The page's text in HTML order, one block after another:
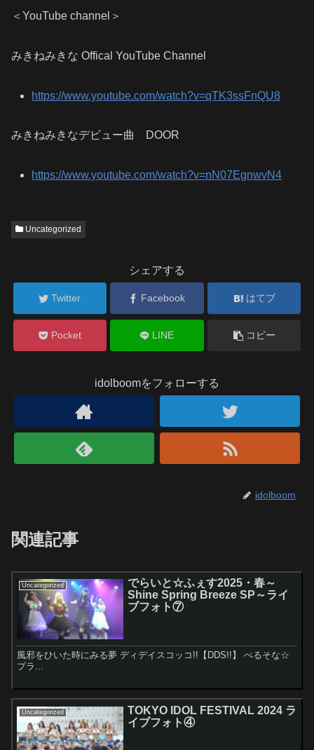
＜YouTube channel＞
みきねみきな Offical YouTube Channel
https://www.youtube.com/watch?v=qTK3ssFnQU8
みきねみきなデビュー曲 DOOR
https://www.youtube.com/watch?v=nN07EgnwvN4
Uncategorized
シェアする
Twitter Facebook はてブ
Pocket LINE コピー
idolboomをフォローする
idolboom
関連記事
Uncategorized
でらいと☆ふぇす2025・春～
Shine Spring Breeze SP～ライ
ブフォト⑦
風邪をひいた時にみる夢 ディデイスコッコ!!【DDS!!】 ぺるそな☆
プラ...
Uncategorized
TOKYO IDOL FESTIVAL 2024 ラ
イブフォト④